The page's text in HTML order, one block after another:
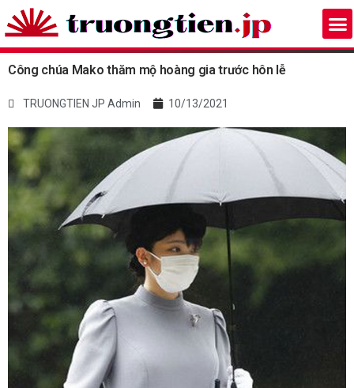
Công chúa Mako thăm mộ hoàng gia trước hôn lễ
TRUONGTIEN JP Admin 10/13/2021